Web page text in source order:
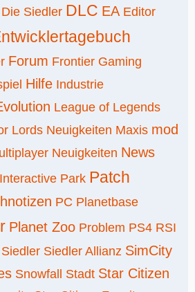
Die Siedler DLC EA Editor
Forum Frontier Gaming
Hilfe Industrie
League of Legends
Lords Neuigkeiten Maxis mod
Neuigkeiten News
Park Patch
PC Planetbase
Planet Zoo Problem PS4 RSI
Siedler Siedler Allianz SimCity
Snowfall Stadt Star Citizen